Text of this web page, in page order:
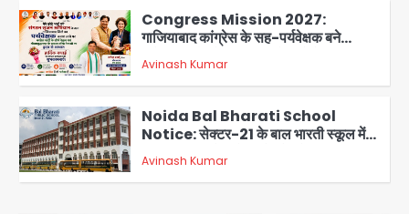
4
सतेन्द्र शर्मा, गौतमबुद्धनगर नेताओं ने जताया
आभार
Avinash Kumar
5
बिना खिड़की-वेंटिलेशन बेसमेंट में चल रही थी
8वीं की क्लास, NCPCR की शिकायत पर
Avinash Kumar
220 तैयार; जुबीन गर्ग की विरासत और बॉलीवुड